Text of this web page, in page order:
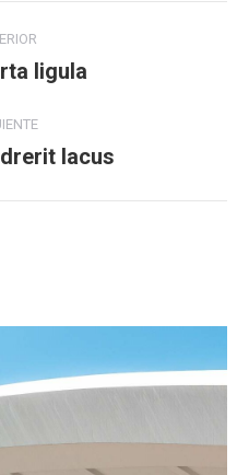
Proyecto
ligula
Proyectolacus